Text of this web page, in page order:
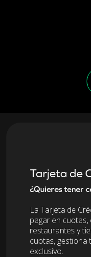
Tarjeta de
¿Quieres tener
La Tarjeta de
pagar en
restaurantes y
cuotas, gestiona
exclusivo.